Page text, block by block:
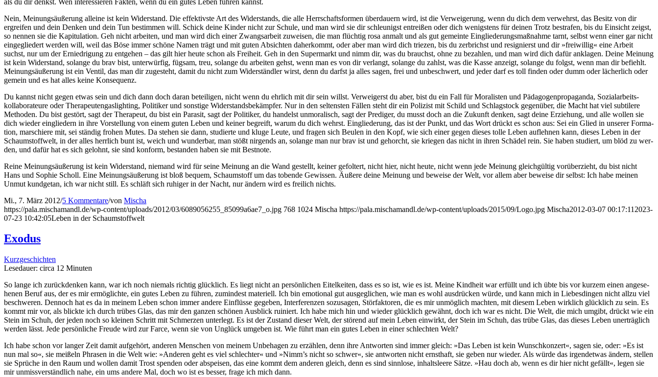
Nein, Mei­nungs­äu­ße­rung allei­ne ist kein Wider­stand. Die effek­tivs­te Art des Wider­stands, die alle Herr­schafts­for­men über­dau­ern wird, ist die Ver­wei­ge­rung, wenn du dich dem ver­wehrst, das Besitz von dir
ergrei­fen und dein Den­ken und dein Tun bestim­men will. Schick dei­ne Kin­der nicht zur Schu­le, und man wird sie dir schleu­nigst ent­rei­ßen oder dich wenigs­tens für dei­nen Trotz bestra­fen, bis du Ein­sicht zeigst,
so nen­nen sie die Kapi­tu­la­ti­on. Geh nicht arbei­ten, und man wird dich einer Zwangs­ar­beit zuwei­sen, die man flüch­tig rosa anmalt und als gut gemein­te Ein­glie­de­rungs­maß­nah­me tarnt, selbst wenn einer gar nicht
ein­ge­glie­dert wer­den will, weil das Böse immer schö­ne Namen trägt und mit guten Absich­ten daher­kommt, oder aber man wird dich trie­zen, bis du zer­brichst und resi­gnierst und dir »frei­wil­lig« eine Arbeit
suchst, nur um der Ernied­ri­gung zu ent­ge­hen – das gilt hier heu­te schon als Frei­heit. Geh in den Super­markt und nimm dir, was du brauchst, ohne zu bezah­len, und man wird dich dafür ankla­gen. Dei­ne Mei­nung
ist kein Wider­stand, solan­ge du brav bist, unter­wür­fig, füg­sam, treu, solan­ge du arbei­ten gehst, wenn man es von dir ver­langt, solan­ge du zahlst, was die Kas­se anzeigt, solan­ge du folgst, wenn man dir befiehlt.
Mei­nungs­äu­ße­rung ist ein Ven­til, das man dir zuge­steht, damit du nicht zum Wider­ständ­ler wirst, denn du darfst ja alles sagen, frei und unbe­schwert, und jeder darf es toll fin­den oder dumm oder lächer­lich oder
gemein und es hat alles kei­ne Konsequenz.
Du kannst nicht gegen etwas sein und dich dann doch dar­an betei­li­gen, nicht wenn du ehr­lich mit dir sein willst. Ver­wei­gerst du aber, bist du ein Fall für Mora­lis­ten und Pädagogen­propaganda, Sozialarbeits­
kollaborateure oder Therapeuten­gaslighting, Poli­ti­ker und sons­ti­ge Wider­stands­be­kämp­fer. Nur in den sel­tens­ten Fäl­len steht dir ein Poli­zist mit Schild und Schlag­stock gegen­über, die Macht hat viel sub­ti­le­re
Metho­den. Du bist gestört, sagt der The­ra­peut, du bist ein Para­sit, sagt der Poli­ti­ker, du han­delst unmo­ra­lisch, sagt der Pre­di­ger, du musst doch an die Zukunft den­ken, sagt dei­ne Erzie­hung, und alle wol­len sie
dich wie­der ein­glie­dern in ihre Vor­stel­lung von einem guten Leben und kei­ner begreift, war­um du dich wehrst. Ein­glie­de­rung, das ist der Punkt, und das Wort drückt es schon aus: Sei ein Glied in unse­rer For­ma­
ti­on, mar­schie­re mit, sei stän­dig fro­hen Mutes. Da ste­hen sie dann, stu­dier­te und klu­ge Leu­te, und fra­gen sich Beu­len in den Kopf, wie sich einer gegen die­ses tol­le Leben auf­leh­nen kann, die­ses Leben in der
Schaum­stoff­welt, in der alles herr­lich bunt ist, weich und wun­der­bar, man stößt nir­gends an, solan­ge man nur brav ist und gehorcht, sie krie­gen das nicht in ihren Schä­del rein. Sie haben stu­diert, um blöd zu wer­
den, und dafür hat es sich gelohnt, sie sind kon­form, bestan­den haben sie mit Bestnote.
Rei­ne Mei­nungs­äu­ße­rung ist kein Wider­stand, nie­mand wird für sei­ne Mei­nung an die Wand gestellt, kei­ner gefol­tert, nicht hier, nicht heu­te, nicht wenn jede Mei­nung gleich­gül­tig vor­über­zieht, du bist nicht
Hans und Sophie Scholl. Eine Mei­nungs­äu­ße­rung ist bloß bequem, Schaum­stoff um das toben­de Gewis­sen. Äuße­re dei­ne Mei­nung und bewei­se der Welt, vor allem aber bewei­se dir selbst: Ich habe mei­nen
Unmut kund­ge­tan, ich war nicht still. Es schläft sich ruhi­ger in der Nacht, nur ändern wird es frei­lich nichts.
Mi., 7. März 2012/5 Kommentare/von Mischa
https://pala.mischamandl.de/wp-content/uploads/2012/03/6089056255_85099a6ae7_o.jpg 768 1024 Mischa https://pala.mischamandl.de/wp-content/uploads/2015/09/Logo.jpg Mischa2012-03-07 00:17:11 2023-
07-23 10:42:05Leben in der Schaumstoffwelt
Exodus
Kurzgeschichten
Lese­dau­er: cir­ca 12 Minu­ten
So lan­ge ich zurück­den­ken kann, war ich noch nie­mals rich­tig glück­lich. Es liegt nicht an per­sön­li­chen Eitel­kei­ten, dass es so ist, wie es ist. Mei­ne Kind­heit war erfüllt und ich übte bis vor kur­zem einen ange­se­
he­nen Beruf aus, der es mir ermög­lich­te, ein gutes Leben zu füh­ren, zumin­dest mate­ri­ell. Ich bin emo­tio­nal gut aus­ge­gli­chen, wie man es wohl aus­drü­cken wür­de, und kann mich in Lie­bes­din­gen nicht all­zu viel
beschwe­ren. Den­noch hat es da in mei­nem Leben schon immer ande­re Ein­flüs­se gege­ben, Inter­fe­ren­zen sozu­sa­gen, Stör­fak­to­ren, die es mir unmög­lich mach­ten, mit die­sem Leben wirk­lich glück­lich zu sein. Es
kommt mir vor, als blick­te ich durch trü­bes Glas, das mir den gan­zen schö­nen Aus­blick rui­niert. Ich habe mich hin und wie­der glück­lich gewähnt, doch ich war es nicht. Die Welt, die mich umgibt, drückt wie ein
Stein im Schuh, der jeden noch so klei­nen Schritt mit Schmer­zen unter­legt. Es ist der Zustand die­ser Welt, der stö­rend auf mein Leben ein­wirkt, der Stein im Schuh, das trü­be Glas, das die­ses Leben uner­träg­lich
wer­den lässt. Jede per­sön­li­che Freu­de wird zur Far­ce, wenn sie von Unglück umge­ben ist. Wie führt man ein gutes Leben in einer schlech­ten Welt?
Ich habe schon vor lan­ger Zeit damit auf­ge­hört, ande­ren Men­schen von mei­nem Unbe­ha­gen zu erzäh­len, denn ihre Ant­wor­ten sind immer gleich: »Das Leben ist kein Wunsch­kon­zert«, sagen sie, oder: »Es ist
nun mal so«, sie mei­ßeln Phra­sen in die Welt wie: »Ande­ren geht es viel schlech­ter« und »Nimm’s nicht so schwer«, sie ant­wor­ten nicht ernst­haft, sie geben nur wie­der. Als wür­de das irgend­et­was ändern, stel­len
sie Sprü­che in den Raum und wol­len damit Trost spen­den oder abspei­sen, das eine kommt dem ande­ren gleich, denn es sind sinn­lo­se, inhalts­lee­re Sät­ze. »Hau doch ab, wenn es dir hier nicht gefällt«, legen sie
mir unmiss­ver­ständ­lich nahe, ein ums ande­re Mal, doch wo ist es bes­ser, fra­ge ich mich dann.